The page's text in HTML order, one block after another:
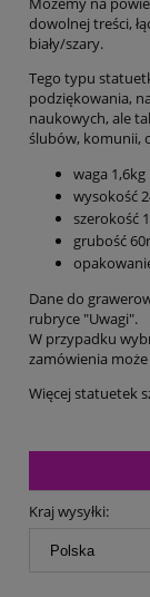
dowolnej treści,
biały/szary.
Tego typu
podziękowania,
naukowych, ale
ślubów, komunii,
waga 1,6kg
wysokość
szerokość
grubość
Dane do
rubryce "Uwagi".
W przypadku
zamówienia może
Więcej statuetek
Cena nie
Kraj wysyłki: